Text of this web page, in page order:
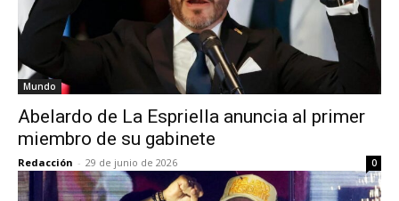
Mundo
Abelardo de La Espriella anuncia al primer
miembro de su gabinete
Redacción - 29 de junio de 2026 0